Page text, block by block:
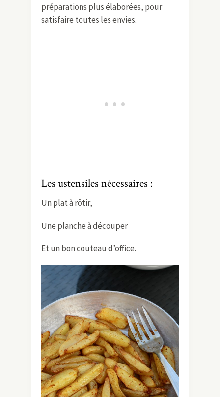
préparations plus élaborées, pour
satisfaire toutes les envies.
Les ustensiles nécessaires :
Un plat à rôtir,
Une planche à découper
Et un bon couteau d’office.